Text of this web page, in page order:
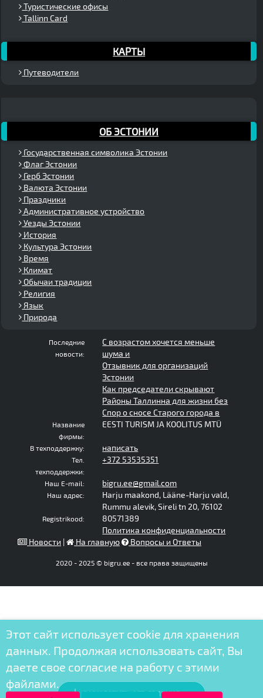
Туристические офисы
Tallinn Card
КАРТЫ
Путеводители
ОБ ЭСТОНИИ
Государственная символика Эстонии
Флаг Эстонии
Герб Эстонии
Валюта Эстонии
Праздники
Административное устройство
Уезды Эстонии
История
Культура Эстонии
Время
Климат
Обычаи традиции
Религия
Язык
Природа
Последние
новости:
С возрастом хочется меньше
шума и
Отзывник для организаций
Эстонии
Как председатели скрывают
Районы Таллинна для жизни без
Спор о сносе Старого города в
Название
фирмы:
EESTI TURISM JA KOOLITUS MTÜ
В техподдержку: написать
Тел.
техподдержки:
+372 53535351
Наш E-mail: bigru.ee@gmail.com
Наш адрес:
Harju maakond, Lääne-Harju vald,
Rummu alevik, Sireli tn 20, 76102
Registrikood:
80571389
Политика конфиденциальности
Новости | На главную Вопросы и Ответы
2020 - 2025 © bigru.ee - все права защищены
РАЗМЕСТИТЬ ОБЪЯВЛЕНИЕ
Этот сайт использует cookie для хранения
данных. Продолжая использовать сайт, Вы
даете свое согласие на работу с этими
файлами.